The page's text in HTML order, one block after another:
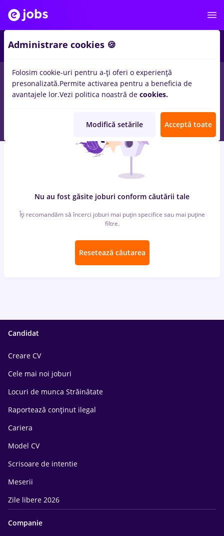
locuri de muncaalimentatie publica inRemote (de acasa)
Constructii / Instalatii, Medicina / Sanatate
Nu au fost găsite joburi conform căutării tale
Îți recomandăm să încerci joburi mai puțin specifice sau mai puține
filtre.
Resetează căutarea
Candidat
Creare CV
Cele mai noi joburi
Locuri de munca Străinătate
Raportează conținut ilegal
Cariera
Model CV
Scrisoare de intentie
Meserii
Zile libere 2026
Companie
Administrare cookies 🍪
Folosim cookie-uri pentru a-ți oferi o experiență
presonalizată.Permite activarea pentru a beneficia de
avantajele lor.Vezi politica noastră de cookies.
Modifică setările Acceptă toate